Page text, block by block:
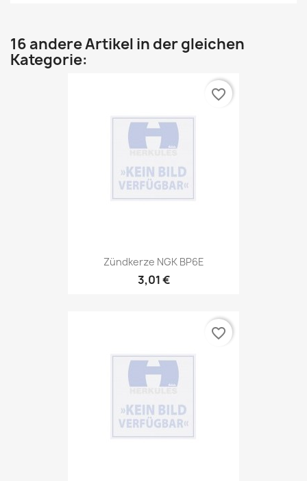
16 andere Artikel in der gleichen
Kategorie:
Zündkerze NGK BP6E
3,01 €
favorite_border
favorite_border